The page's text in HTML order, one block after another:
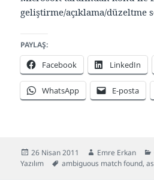
geliştirme/açıklama/düzeltme
PAYLAŞ:
Facebook LinkedIn
WhatsApp E-posta
Yayın
tarihi
26 Nisan 2011 Yazar
Emre Erkan
Yazılım
Etiketler
ambiguous match found,